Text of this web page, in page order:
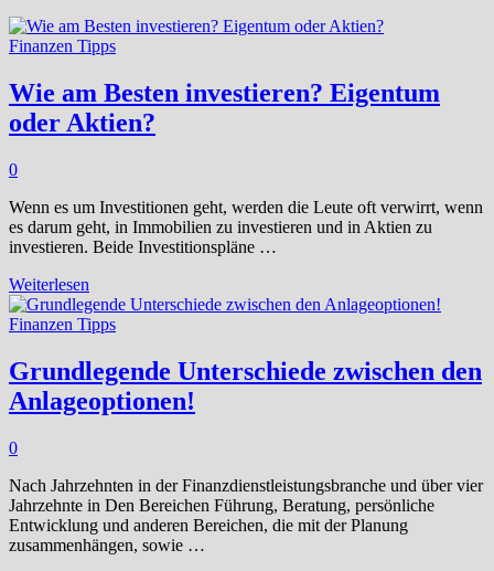
Finanzen Tipps
Wie am Besten investieren? Eigentum
oder Aktien?
0
Wenn es um Investitionen geht, werden die Leute oft verwirrt, wenn
es darum geht, in Immobilien zu investieren und in Aktien zu
investieren. Beide Investitionspläne …
Wie
am
Besten
Eigentum
oder
Aktien?
Weiterlesen
Finanzen Tipps
Grundlegende Unterschiede zwischen den
Anlageoptionen!
0
Nach Jahrzehnten in der Finanzdienstleistungsbranche und über vier
Jahrzehnte in Den Bereichen Führung, Beratung, persönliche
Entwicklung und anderen Bereichen, die mit der Planung
zusammenhängen, sowie …